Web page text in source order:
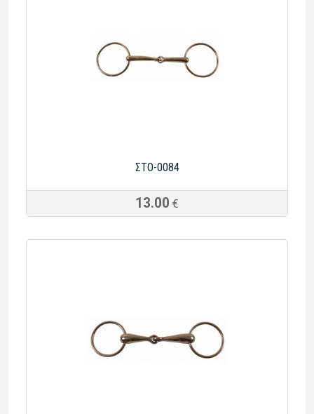
ΣΤΟ-0084
13.00 €